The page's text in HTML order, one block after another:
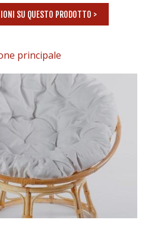
SU QUESTO PRODOTTO >
principale